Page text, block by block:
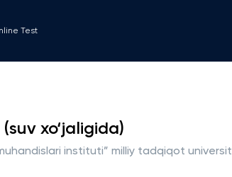
Test
xo‘jaligida)
instituti” milliy tadqiqot